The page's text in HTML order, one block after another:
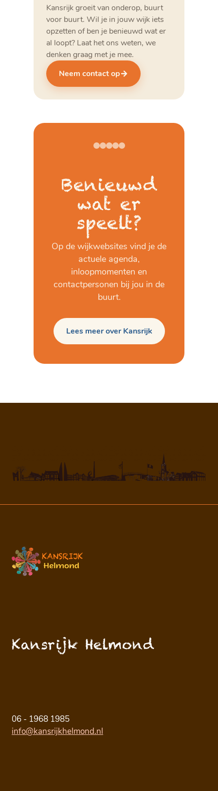
Kansrijk groeit van onderop, buurt
voor buurt. Wil je in jouw wijk iets
opzetten of ben je benieuwd wat er
al loopt? Laat het ons weten, we
denken graag met je mee.
Neem contact op
Benieuwd
wat er
speelt?
Op de wijkwebsites vind je de
actuele agenda,
inloopmomenten en
contactpersonen bij jou in de
buurt.
Lees meer over Kansrijk
Kansrijk Helmond
06 - 1968 1985
info@kansrijkhelmond.nl